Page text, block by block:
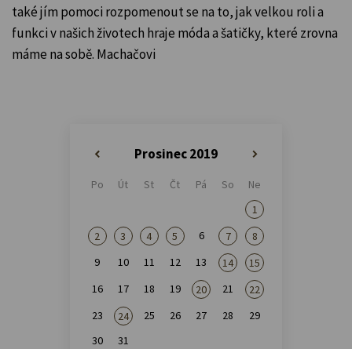
také jím pomoci rozpomenout se na to, jak velkou roli a
funkci v našich životech hraje móda a šatičky, které zrovna
máme na sobě. Machačovi
Prosinec 2019
»
Po Út St Čt Pá So
Ne
1
2
3 4 5 6 7
8
9
10 11 12 13 14
15
16
17 18 19 20 21
22
23
24 25 26 27 28
29
30
31